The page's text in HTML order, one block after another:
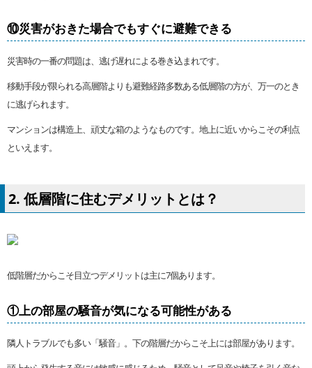
⑩災害がおきた場合でもすぐに避難できる
災害時の一番の問題は、逃げ遅れによる巻き込まれです。
移動手段が限られる高層階よりも避難経路多数ある低層階の方が、万一のとき
に逃げられます。
マンションは構造上、頑丈な箱のようなものです。地上に近いからこその利点
といえます。
2. 低層階に住むデメリットとは？
低階層だからこそ目立つデメリットは主に7個あります。
①上の部屋の騒音が気になる可能性がある
隣人トラブルでも多い「騒音」。下の階層だからこそ上には部屋があります。